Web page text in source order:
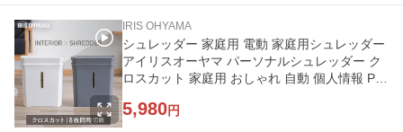
IRIS OHYAMA
シュレッダー 家庭用 電動 家庭用シュレッダー
アイリスオーヤマ パーソナルシュレッダー ク
ロスカット 家庭用 おしゃれ 自動 個人情報 PS-
5,980円